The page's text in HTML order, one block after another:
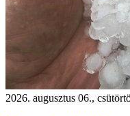
2026. augusztus 06.,